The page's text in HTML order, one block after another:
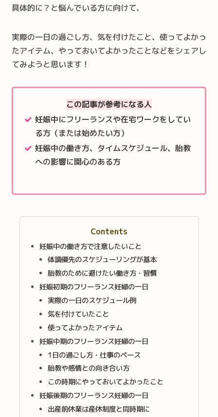
具体的に？と悩んでいる方に向けて、
実際の一日の過ごし方、気を付けたこと、使ってよかっ
たアイテム、やっておいてよかったことなどをシェアし
てみようと思います！
この記事が参考になる人
妊娠中にフリーランスや在宅ワークをしてい
る方（または始めたい方）
妊娠中の働き方、タイムスケジュール、胎教
への影響に関心のある方
Contents
妊娠中の働き方で注意したいこと
体調優先のスケジューリングが基本
胎教のために避けたい働き方・習慣
妊娠初期のフリーランス妊婦の一日
実際の一日のスケジュール例
気を付けていたこと
使ってよかったアイテム
妊娠中期のフリーランス妊婦の一日
1日の過ごし方・仕事のペース
胎教や感情との向き合い方
この時期にやっておいてよかったこと
妊娠後期のフリーランス妊婦の一日
出産前休業は産休制度と同時期に